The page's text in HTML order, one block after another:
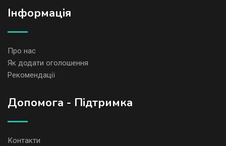
Iнформація
Про нас
Як додати оголошення
Рекомендації
Допомога - Підтримка
Контакти